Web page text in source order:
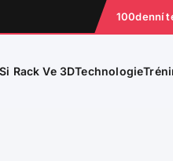
100denní
Rack Ve 3DTechnologie